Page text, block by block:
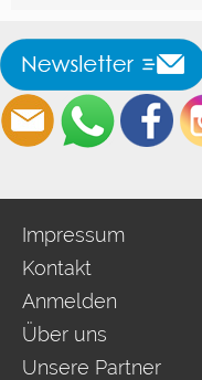
Impressum
Kontakt
Anmelden
Über uns
Unsere Partner